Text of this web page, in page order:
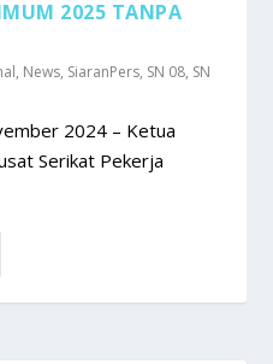
2025 TANPA
, News, SiaranPers, SN 08, SN
2024 – Ketua
Serikat Pekerja